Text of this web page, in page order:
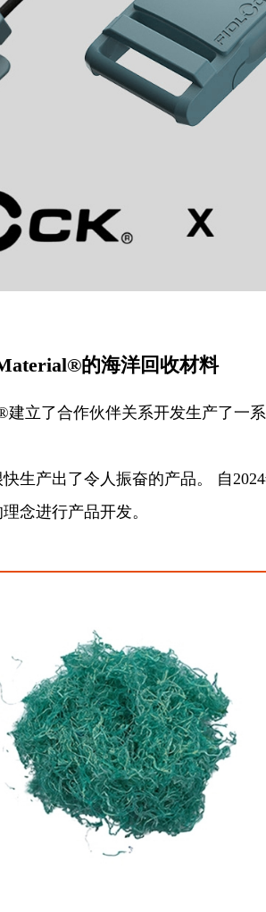
的海洋回收材料
立了合作伙伴关系开发生产了一
生产出了令人振奋的产品。 自
念进行产品开发。